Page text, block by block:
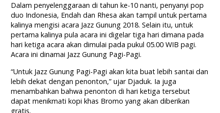
Dalam penyelenggaraan di tahun ke-10 nanti, penyanyi pop
duo Indonesia, Endah dan Rhesa akan tampil untuk pertama
kalinya mengisi acara Jazz Gunung 2018. Selain itu, untuk
pertama kalinya pula acara ini digelar tiga hari dimana pada
hari ketiga acara akan dimulai pada pukul 05.00 WIB pagi.
Acara ini dinamai Jazz Gunung Pagi-Pagi.
“Untuk Jazz Gunung Pagi-Pagi akan kita buat lebih santai dan
lebih dekat dengan penonton,” ujar Djaduk. Ia juga
menambahkan bahwa penonton di hari ketiga tersebut
dapat menikmati kopi khas Bromo yang akan diberikan
gratis.